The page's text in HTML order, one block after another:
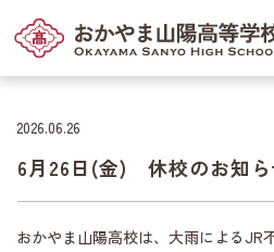
2026.06.26
6月26日(金) 休校のお知ら
おかやま山陽高校は、大雨によるJR